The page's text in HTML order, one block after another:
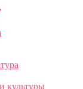
культуры